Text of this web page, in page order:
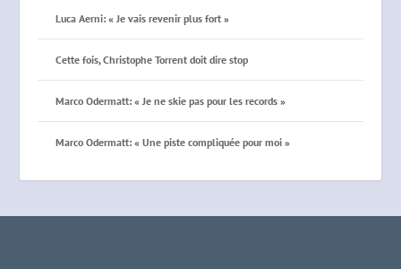
Luca Aerni: « Je vais revenir plus fort »
Cette fois, Christophe Torrent doit dire stop
Marco Odermatt: « Je ne skie pas pour les records »
Marco Odermatt: « Une piste compliquée pour moi »